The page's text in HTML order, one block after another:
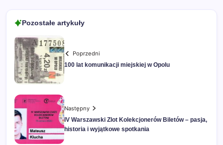
Pozostałe artykuły
Poprzedni
100 lat komunikacji miejskiej w Opolu
Następny
IV Warszawski Zlot Kolekcjonerów Biletów – pasja,
historia i wyjątkowe spotkania